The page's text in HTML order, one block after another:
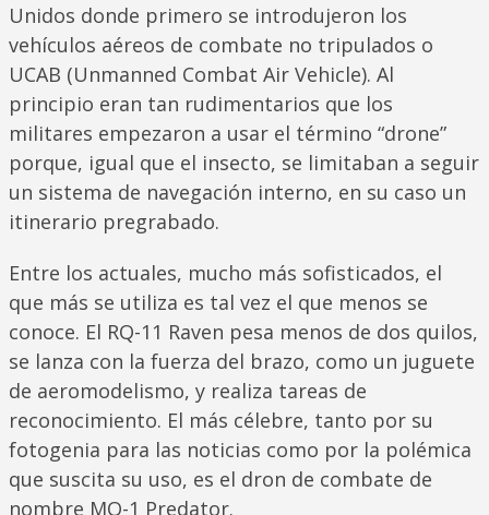
Unidos donde primero se introdujeron los
vehículos aéreos de combate no tripulados o
UCAB (Unmanned Combat Air Vehicle). Al
principio eran tan rudimentarios que los
militares empezaron a usar el término “drone”
porque, igual que el insecto, se limitaban a seguir
un sistema de navegación interno, en su caso un
itinerario pregrabado.
Entre los actuales, mucho más sofisticados, el
que más se utiliza es tal vez el que menos se
conoce. El RQ-11 Raven pesa menos de dos quilos,
se lanza con la fuerza del brazo, como un juguete
de aeromodelismo, y realiza tareas de
reconocimiento. El más célebre, tanto por su
fotogenia para las noticias como por la polémica
que suscita su uso, es el dron de combate de
nombre MQ-1 Predator.